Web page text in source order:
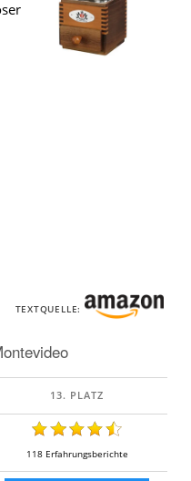
TEXTQUELLE:
118 Erfahrungsberichte